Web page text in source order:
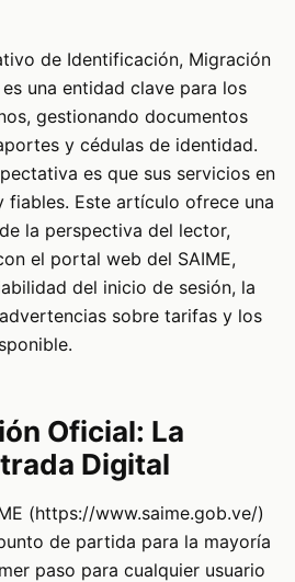
de Identificación, Migración
una entidad clave para los
gestionando documentos
y cédulas de identidad.
es que sus servicios en
fiables. Este artículo ofrece una
la perspectiva del lector,
el portal web del SAIME,
del inicio de sesión, la
sobre tarifas y los
Oficial: La
Digital
(https://www.saime.gob.ve/)
de partida para la mayoría
paso para cualquier usuario